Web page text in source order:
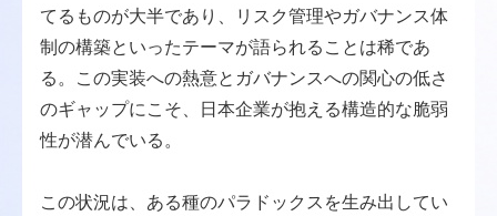
てるものが大半であり、リスク管理やガバナンス体
制の構築といったテーマが語られることは稀であ
る。この実装への熱意とガバナンスへの関心の低さ
のギャップにこそ、日本企業が抱える構造的な脆弱
性が潜んでいる。
この状況は、ある種のパラドックスを生み出してい